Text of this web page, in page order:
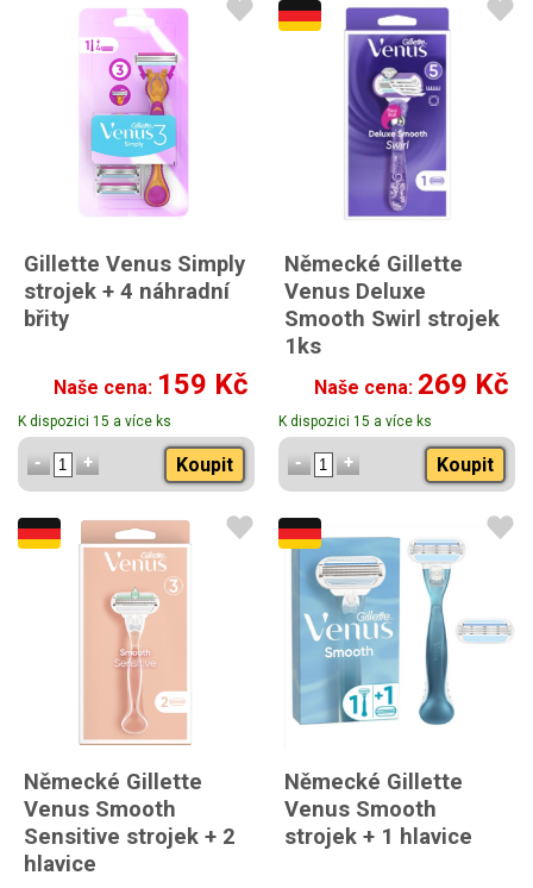
Gillette Venus Simply
strojek + 4 náhradní
břity
Naše cena: 159 Kč
K dispozici 15 a více ks
Koupit
Německé Gillette
Venus Deluxe
Smooth Swirl strojek
1ks
Naše cena: 269 Kč
K dispozici 15 a více ks
Koupit
Německé Gillette
Venus Smooth
Sensitive strojek + 2
hlavice
Německé Gillette
Venus Smooth
strojek + 1 hlavice